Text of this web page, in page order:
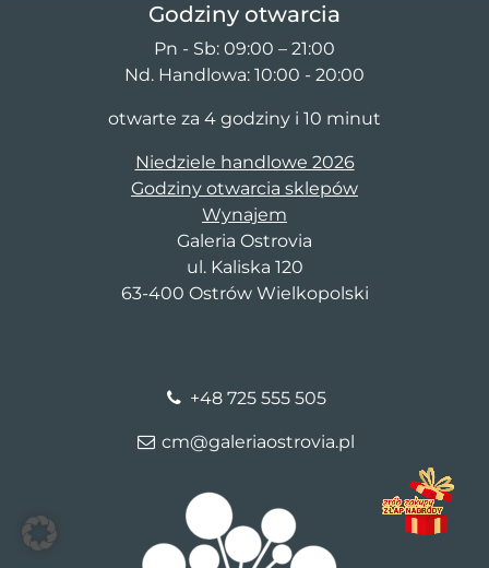
Godziny otwarcia
Pn - Sb: 09:00 – 21:00
Nd. Handlowa: 10:00 - 20:00
otwarte za 4 godziny i 10 minut
Niedziele handlowe 2026
Godziny otwarcia sklepów
Wynajem
Galeria Ostrovia
ul. Kaliska 120
63-400 Ostrów Wielkopolski
+48 725 555 505
cm@galeriaostrovia.pl